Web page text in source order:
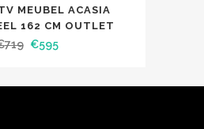
MEUBEL ACASIA
162 CM OUTLET
719 €595